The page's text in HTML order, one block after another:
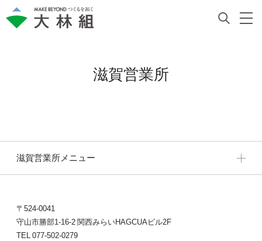
滋賀営業所
滋賀営業所メニュー
〒524-0041
守山市勝部1-16-2 関西みらいHAGCUAビル2F
TEL 077-502-0279